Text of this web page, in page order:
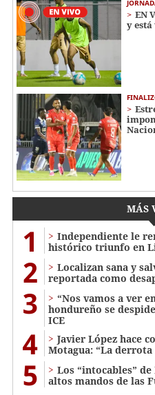
EN
y
MÁS
1
Independiente le
histórico triunfo en
2
Localizan sana y
reportada como
3
“Nos vamos a ver
hondureño se
ICE
4
Javier López hace
Motagua: “La
5
Los “intocables”
altos mandos de las